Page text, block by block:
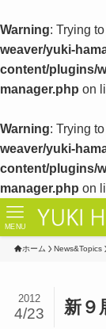
Warning: Trying
weaver/yuki-
content/plugins/
manager.php on
Warning: Trying
weaver/yuki-
content/plugins/
manager.php on
MENU
ホーム News&Topics
新９
2012
4/23